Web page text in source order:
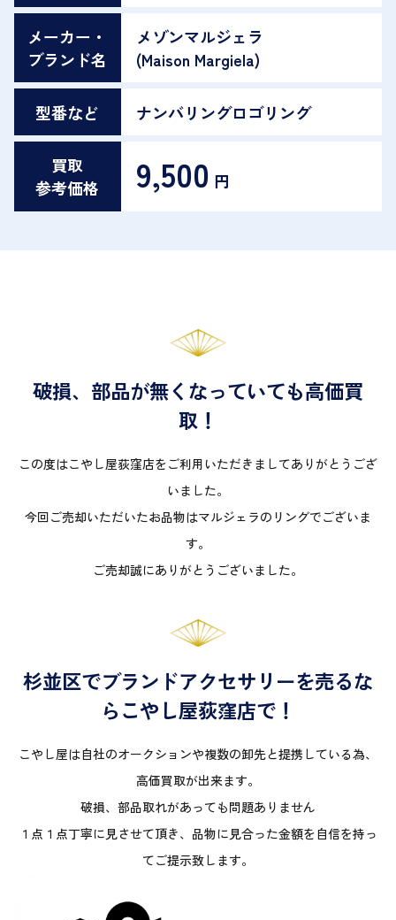
メーカー・
ブランド名
メゾンマルジェラ
(Maison Margiela)
型番など ナンバリングロゴリング
買取
参考価格
9,500 円
破損、部品が無くなっていても高価買
取！
この度はこやし屋荻窪店をご利用いただきましてありがとうござ
いました。
今回ご売却いただいたお品物はマルジェラのリングでございま
す。
ご売却誠にありがとうございました。
杉並区でブランドアクセサリーを売るな
らこやし屋荻窪店で！
こやし屋は自社のオークションや複数の卸先と提携している為、
高価買取が出来ます。
破損、部品取れがあっても問題ありません
１点１点丁寧に見させて頂き、品物に見合った金額を自信を持っ
てご提示致します。